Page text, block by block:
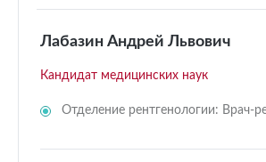
Лабазин Андрей Львович
Кандидат медицинских наук
Отделение рентгенологии: Врач-